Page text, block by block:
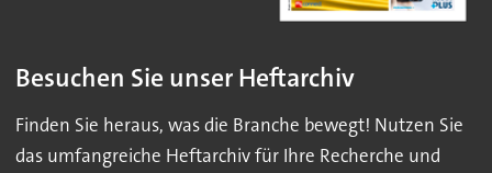
Besuchen Sie unser Heftarchiv
Finden Sie heraus, was die Branche bewegt! Nutzen Sie
das umfangreiche Heftarchiv für Ihre Recherche und